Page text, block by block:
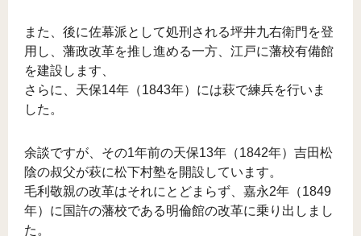
また、後に佐幕派として処刑される坪井九右衛門を登
用し、藩政改革を推し進める一方、江戸に藩校有備館
を建設します、
さらに、天保14年（1843年）には萩で練兵を行いま
した。
余談ですが、その1年前の天保13年（1842年）吉田松
陰の叔父が萩に松下村塾を開設しています。
毛利敬親の改革はそれにとどまらず、嘉永2年（1849
年）に国許の藩校である明倫館の改革に乗り出しまし
た。